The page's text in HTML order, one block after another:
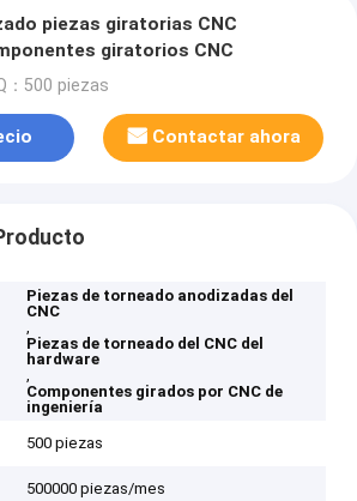
piezas giratorias CNC
giratorios CNC
：500 piezas
Contactar ahora
Piezas de torneado anodizadas del
CNC
,
Piezas de torneado del CNC del
hardware
,
Componentes girados por CNC de
ingeniería
500 piezas
500000 piezas/mes